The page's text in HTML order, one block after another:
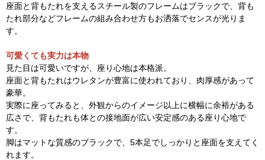
座面と背もたれを支えるスチール製のフレームはブラックで、背も
たれ部分などフレームの組み合わせ方もお洒落でセンスが光りま
す。
可愛くても実力は本物
見た目は可愛いですが、座り心地は本格派。
座面と背もたれはウレタンが豊富に使われており、肉厚感があって
豪華。
実際に座ってみると、外観からのイメージ以上に横幅に余裕がある
広さで、背もたれも体との接地面が広い安定感のある座り心地で
す。
脚はマットな質感のブラックで、5本足でしっかりと座面を支えてく
れます。